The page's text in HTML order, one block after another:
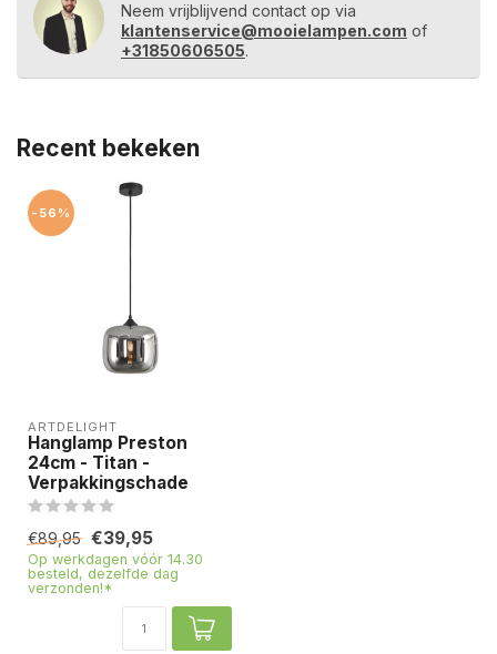
Neem vrijblijvend contact op via
klantenservice@mooielampen.com of
+31850606505.
Recent bekeken
-56%
ARTDELIGHT
Hanglamp Preston
24cm - Titan -
Verpakkingschade
€89,95 €39,95
Op werkdagen vóór 14.30
besteld, dezelfde dag
verzonden!*